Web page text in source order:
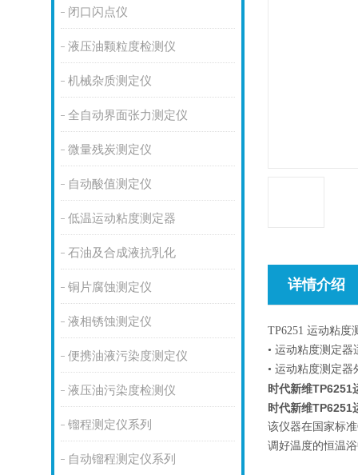
闭口闪点仪
液压油颗粒度检测仪
机械杂质测定仪
全自动界面张力测定仪
微量残炭测定仪
自动酸值测定仪
低温运动粘度测定器
石油及合成液抗乳化
铜片腐蚀测定仪
液相锈蚀测定仪
便携油液污染度测定仪
液压油污染度检测仪
镏程测定仪系列
自动镏程测定仪系列
详情介绍
TP6251 运动粘度
• 运动粘度测定器
• 运动粘度测定
时代新维TP6251
时代新维TP6251
该仪器在国家标
调好温度的恒温